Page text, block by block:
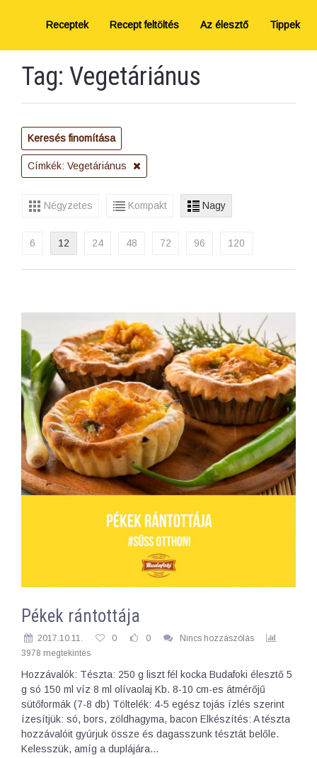
Receptek Recept feltöltés Az élesztő Tippek
Tag: Vegetáriánus
Keresés finomítása
Címkék: Vegetáriánus
Négyzetes Kompakt Nagy
6 12 24 48 72 96 120
Pékek rántottája
2017.10.11. 0 0
Nincs hozzászólás
3978 megtekintés
Hozzávalók: Tészta: 250 g liszt fél kocka Budafoki élesztő 5
g só 150 ml víz 8 ml olívaolaj Kb. 8-10 cm-es átmérőjű
sütőformák (7-8 db) Töltelék: 4-5 egész tojás ízlés szerint
ízesítjük: só, bors, zöldhagyma, bacon Elkészítés: A tészta
hozzávalóit gyúrjuk össze és dagasszunk tésztát belőle.
Kelesszük, amíg a duplájára…